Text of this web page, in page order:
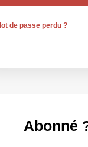
de passe perdu ?
Abonné